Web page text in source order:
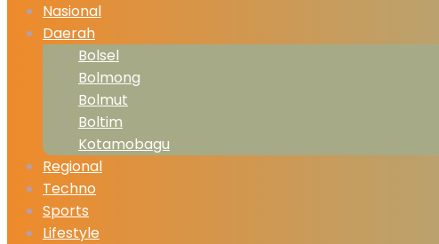
Nasional
Daerah
Bolsel
Bolmong
Bolmut
Boltim
Kotamobagu
Regional
Techno
Sports
Lifestyle